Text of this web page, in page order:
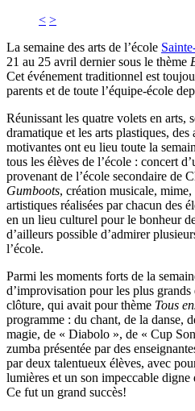
< >
La semaine des arts de l’école
21 au 25 avril dernier sous le thème
Cet événement traditionnel est
parents et de toute l’équipe-école
Réunissant les quatre volets en arts,
dramatique et les arts plastiques,
motivantes ont eu lieu toute la
tous les élèves de l’école : concert
provenant de l’école secondaire de
Gumboots, création musicale,
artistiques réalisées par chacun des
en un lieu culturel pour le bonheur
d’ailleurs possible d’admirer
l’école.
Parmi les moments forts de la
d’improvisation pour les plus
clôture, qui avait pour thème Tous
programme : du chant, de la danse,
magie, de « Diabolo », de « Cup
zumba présentée par des
par deux talentueux élèves, avec
lumières et un son impeccable digne
Ce fut un grand succès!